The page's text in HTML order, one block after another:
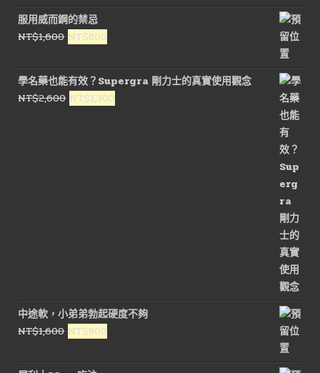
價
格：
NT$1,800。
價
格：
NT$900。
服用威而鋼的禁忌
NT$1,600 原
價
格：
NT$1,600。
NT$800
價
格：
NT$800。
學名藥也能有效？Supergra 剛力士的真實使用觀念
NT$2,600 原
NT$1,300
中途軟，小弟弟勃起硬度不夠
NT$1,600 原
價
NT$800
價